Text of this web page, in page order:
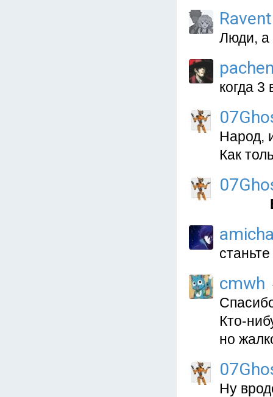
Люди, а
когда
Народ,
Как
cmwh
Кто-
но
Ну